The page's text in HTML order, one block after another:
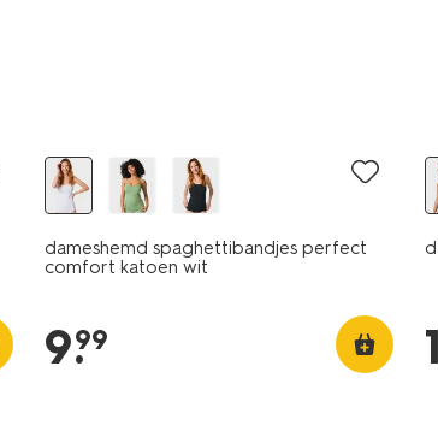
dameshemd spaghettibandjes perfect
comfort katoen wit
9.
99